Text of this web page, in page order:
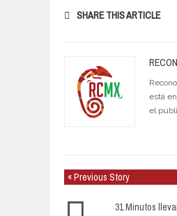
SHARE THIS ARTICLE
está
el
« Previous Story
31 Minutos